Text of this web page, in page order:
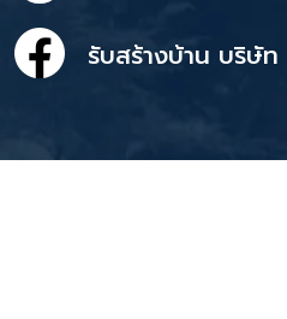
รับสร้างบ้าน บริษั